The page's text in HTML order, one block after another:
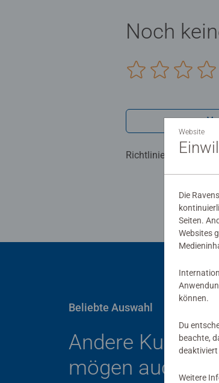
Noch
Richtlinien für
Beliebte Auswahl
Andere Kunden
mögen auch
Website
Die
Seiten.
Websites
können.
Du
beachte,
deaktiviert
Weitere